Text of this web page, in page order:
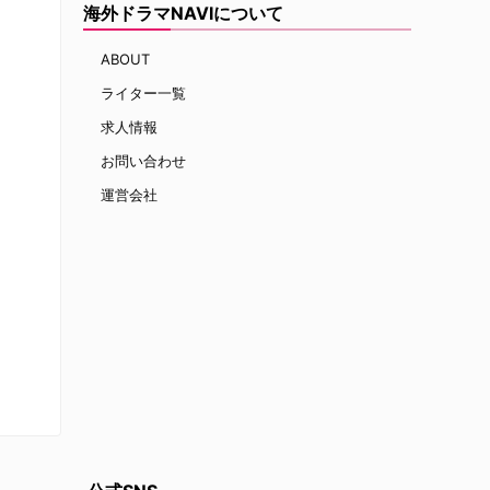
海外ドラマNAVIについて
ABOUT
ライター一覧
求人情報
お問い合わせ
運営会社